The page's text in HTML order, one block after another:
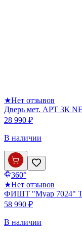
★Нет отзывов
Дверь мет. АРТ 3К
28 990 ₽
В наличии
360°
★Нет отзывов
ФИШТ "Муар 7024"
58 990 ₽
В наличии